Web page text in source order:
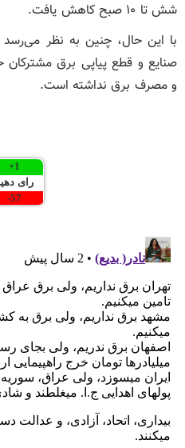
شش تا ۱۰ صبح کاهش یافت.
با این حال، چنین به نظر
صنایع و قطع پیاپی برق مشترکان
و مصرف برق نداشته است.
1
+
رای
57
-